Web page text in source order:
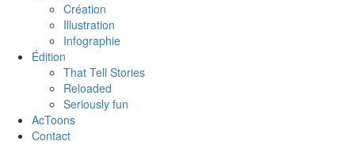
Création
Illustration
Infographie
Édition
That Tell Stories
Reloaded
Seriously fun
AcToons
Contact